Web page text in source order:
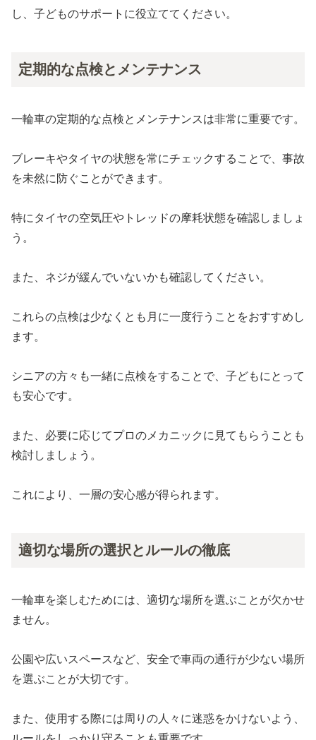
し、子どものサポートに役立ててください。
定期的な点検とメンテナンス
一輪車の定期的な点検とメンテナンスは非常に重要です。
ブレーキやタイヤの状態を常にチェックすることで、事故
を未然に防ぐことができます。
特にタイヤの空気圧やトレッドの摩耗状態を確認しましょ
う。
また、ネジが緩んでいないかも確認してください。
これらの点検は少なくとも月に一度行うことをおすすめし
ます。
シニアの方々も一緒に点検をすることで、子どもにとって
も安心です。
また、必要に応じてプロのメカニックに見てもらうことも
検討しましょう。
これにより、一層の安心感が得られます。
適切な場所の選択とルールの徹底
一輪車を楽しむためには、適切な場所を選ぶことが欠かせ
ません。
公園や広いスペースなど、安全で車両の通行が少ない場所
を選ぶことが大切です。
また、使用する際には周りの人々に迷惑をかけないよう、